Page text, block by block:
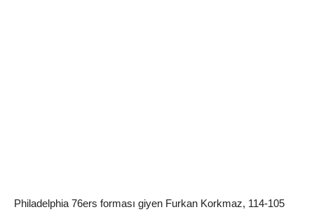
Philadelphia 76ers forması giyen Furkan Korkmaz, 114-105